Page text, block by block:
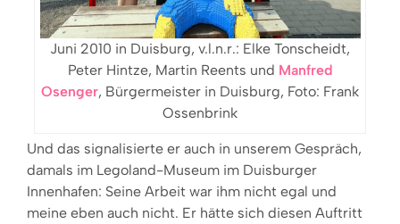
Juni 2010 in Duisburg, v.l.n.r.: Elke Tonscheidt,
Peter Hintze, Martin Reents und Manfred
Osenger, Bürgermeister in Duisburg, Foto: Frank
Ossenbrink
Und das signalisierte er auch in unserem Gespräch,
damals im Legoland-Museum im Duisburger
Innenhafen: Seine Arbeit war ihm nicht egal und
meine eben auch nicht. Er hätte sich diesen Auftritt